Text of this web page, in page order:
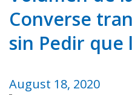
Converse
sin Pedir que
August 18, 2020